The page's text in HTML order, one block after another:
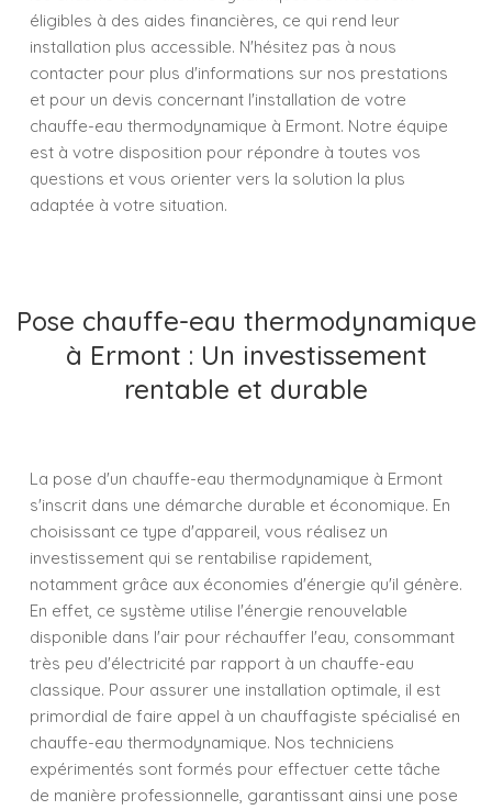
éligibles à des aides financières, ce qui rend leur
installation plus accessible. N'hésitez pas à nous
contacter pour plus d'informations sur nos prestations
et pour un devis concernant l'installation de votre
chauffe-eau thermodynamique à Ermont. Notre équipe
est à votre disposition pour répondre à toutes vos
questions et vous orienter vers la solution la plus
adaptée à votre situation.
Pose chauffe-eau thermodynamique
à Ermont : Un investissement
rentable et durable
La pose d'un chauffe-eau thermodynamique à Ermont
s'inscrit dans une démarche durable et économique. En
choisissant ce type d'appareil, vous réalisez un
investissement qui se rentabilise rapidement,
notamment grâce aux économies d'énergie qu'il génère.
En effet, ce système utilise l'énergie renouvelable
disponible dans l'air pour réchauffer l'eau, consommant
très peu d'électricité par rapport à un chauffe-eau
classique. Pour assurer une installation optimale, il est
primordial de faire appel à un chauffagiste spécialisé en
chauffe-eau thermodynamique. Nos techniciens
expérimentés sont formés pour effectuer cette tâche
de manière professionnelle, garantissant ainsi une pose